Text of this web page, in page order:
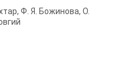
Ф. Я. Божинова, О.